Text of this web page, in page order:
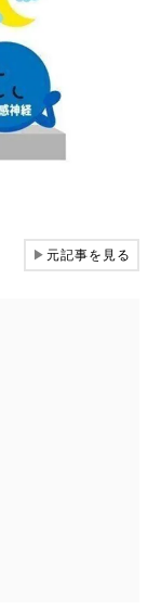
▶元記事を見る